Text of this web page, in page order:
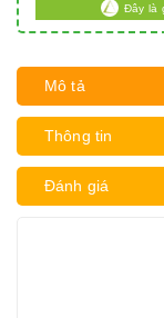
Đây là
Mô tả
Thông tin
Đánh giá